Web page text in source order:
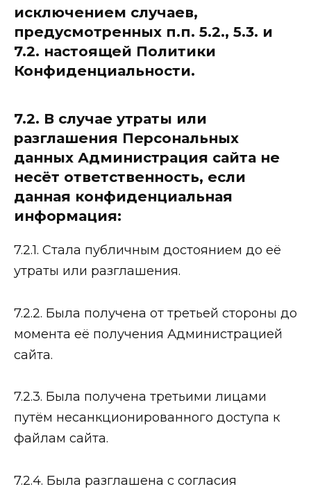
исключением случаев,
предусмотренных п.п. 5.2., 5.3. и
7.2. настоящей Политики
Конфиденциальности.
7.2. В случае утраты или
разглашения Персональных
данных Администрация сайта не
несёт ответственность, если
данная конфиденциальная
информация:
7.2.1. Стала публичным достоянием до её
утраты или разглашения.
7.2.2. Была получена от третьей стороны до
момента её получения Администрацией
сайта.
7.2.3. Была получена третьими лицами
путём несанкционированного доступа к
файлам сайта.
7.2.4. Была разглашена с согласия